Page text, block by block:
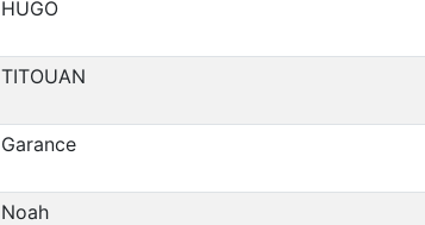
HUGO
TITOUAN
Garance
Noah